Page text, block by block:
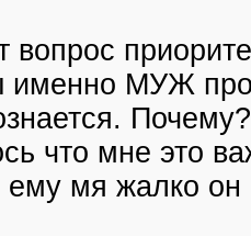
вопрос
МУЖ
что мне это
ему мя жалко он